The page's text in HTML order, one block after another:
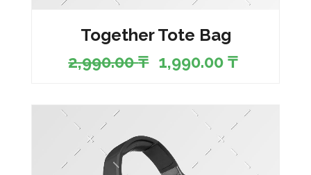
Together Tote Bag
2,990.00₸ 1,990.00 ₸